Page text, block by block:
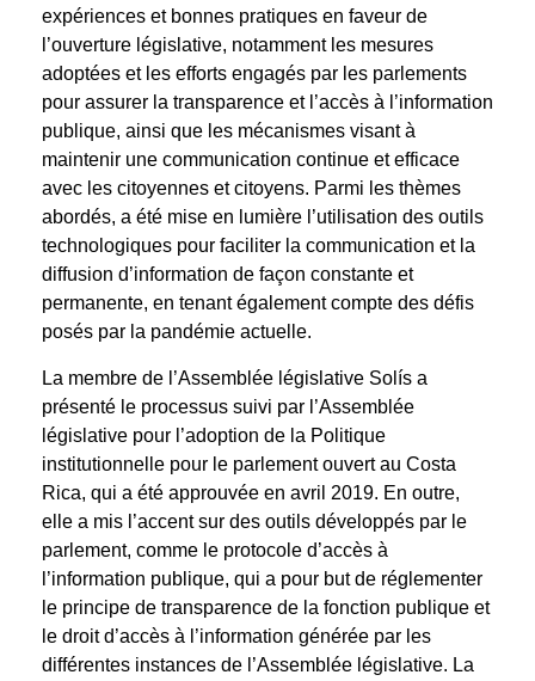
expériences et bonnes pratiques en faveur de
l’ouverture législative, notamment les mesures
adoptées et les efforts engagés par les parlements
pour assurer la transparence et l’accès à l’information
publique, ainsi que les mécanismes visant à
maintenir une communication continue et efficace
avec les citoyennes et citoyens. Parmi les thèmes
abordés, a été mise en lumière l’utilisation des outils
technologiques pour faciliter la communication et la
diffusion d’information de façon constante et
permanente, en tenant également compte des défis
posés par la pandémie actuelle.
La membre de l’Assemblée législative Solís a
présenté le processus suivi par l’Assemblée
législative pour l’adoption de la Politique
institutionnelle pour le parlement ouvert au Costa
Rica, qui a été approuvée en avril 2019. En outre,
elle a mis l’accent sur des outils développés par le
parlement, comme le protocole d’accès à
l’information publique, qui a pour but de réglementer
le principe de transparence de la fonction publique et
le droit d’accès à l’information générée par les
différentes instances de l’Assemblée législative. La